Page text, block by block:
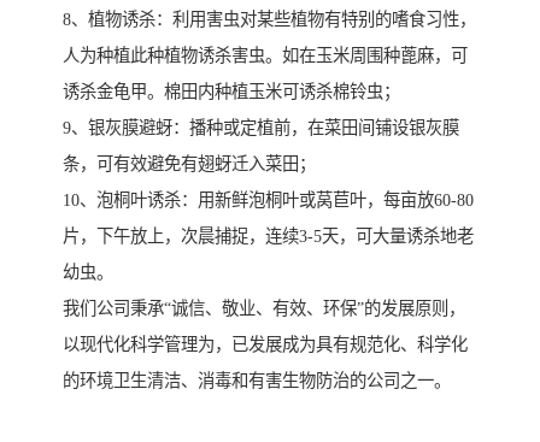
8、植物诱杀：利用害虫对某些植物有特别的嗜食习性，
人为种植此种植物诱杀害虫。如在玉米周围种蓖麻，可
诱杀金龟甲。棉田内种植玉米可诱杀棉铃虫；
9、银灰膜避蚜：播种或定植前，在菜田间铺设银灰膜
条，可有效避免有翅蚜迁入菜田；
10、泡桐叶诱杀：用新鲜泡桐叶或莴苣叶，每亩放60-80
片，下午放上，次晨捕捉，连续3-5天，可大量诱杀地老
幼虫。
我们公司秉承“诚信、敬业、有效、环保”的发展原则，
以现代化科学管理为，已发展成为具有规范化、科学化
的环境卫生清洁、消毒和有害生物防治的公司之一。